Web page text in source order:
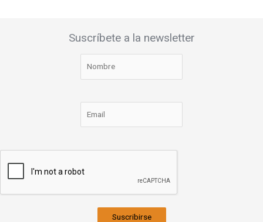
Suscríbete a la newsletter
Suscribirse